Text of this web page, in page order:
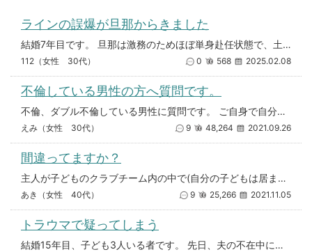
ラインの誤爆が旦那からきました
結婚7年目です。 旦那は激務のためほぼ単身赴任状態で、土日だけ家に帰ってきます。 今日ラインの誤爆が送られてきました。「
112（女性 30代） 0 568 2025.02.08
不倫している男性の方へ質問です。
不倫、ダブル不倫している男性に質問です。 ご自身で自分のしていることが最低だと認識することはありますか。 それとも全
えみ（女性 30代） 9 48,264 2021.09.26
間違ってますか？
主人が子どものクラブチーム内の中で(自分の子どもは居ません)不倫 噂になってることを聞きました。 現在は主人も相手も
あき（女性 40代） 9 25,266 2021.11.05
トラウマで疑ってしまう
結婚15年目、子ども3人いる者です。 先日、夫の不在中に夫の仕事用の携帯が鳴り、その事を伝えるために着信番号を確認した際